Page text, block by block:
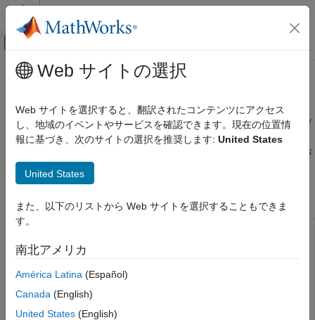
コンテンツへスキップ
オフキャンバス ナビゲーション メ
ドキュメンテーションのホーム
Simscape
Foundation ブロック ライブラリ
カテゴリ
磁気要素
磁気センサー
磁気システム
メインコンテンツ
磁気要素
磁気抵抗、電磁コンバーター、アクチュエータなどの磁気基本ブ
ロック
このライブラリには、磁気ドメインの基本要素と基本ブロックが
含まれます。
Simscape ブロック
Reluctance
reluctance
Magnetic
Reference
Web サイトの選択
Web サイトを選択すると、翻訳されたコンテンツにアクセス
し、地域のイベントやサービスを確認できます。現在の位置情
報に基づき、次のサイトの選択を推奨します: United States
United States
また、以下のリストから Web サイトを選択することもできま
す。
南北アメリカ
América Latina (Español)
Canada (English)
United States (English)